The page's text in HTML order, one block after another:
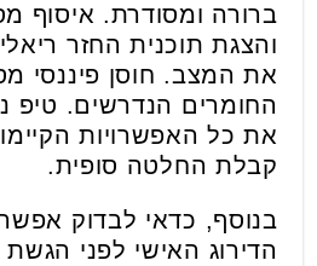
ברורה ומסודרת. איסוף
והצגת תוכנית החזר
את המצב. חוסן פיננסי
החומרים הנדרשים. טיפ
את כל האפשרויות
קבלת החלטה סופית.
בנוסף, כדאי לבדוק
הדירוג האישי לפני